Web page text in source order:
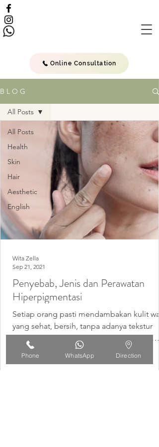
Online Consultation
B L O G
All Posts
Health
Skin
Hair
Aesthetic
English
All Posts
Penyebab, Jenis dan Perawatan
Hiperpigmentasi
Setiap orang pasti mendambakan kulit
yang sehat, bersih, tanpa adanya tekstur
ataupun warna yang berbeda. Faktanya,
terdapat banyak...
Wita Zella
Sep 21, 2021
Phone WhatsApp Direction